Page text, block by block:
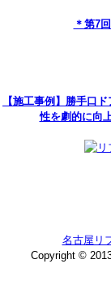
＊第7
【施工事例】勝手口
性を劇的に
名古屋リ
Copyright ©